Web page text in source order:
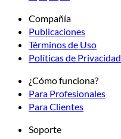
Compañía
Publicaciones
Términos de Uso
Políticas de Privacidad
¿Cómo funciona?
Para Profesionales
Para Clientes
Soporte